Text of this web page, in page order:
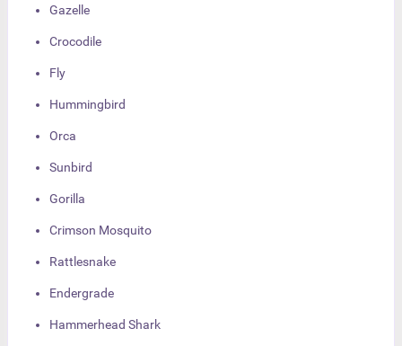
Gazelle
Crocodile
Fly
Hummingbird
Orca
Sunbird
Gorilla
Crimson Mosquito
Rattlesnake
Endergrade
Hammerhead Shark